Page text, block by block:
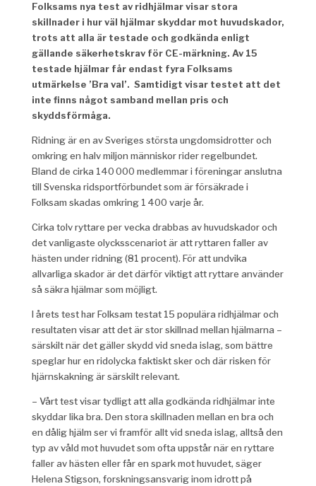
Folksams nya test av ridhjälmar visar stora
skillnader i hur väl hjälmar skyddar mot huvudskador,
trots att alla är testade och godkända enligt
gällande säkerhetskrav för CE-märkning. Av 15
testade hjälmar får endast fyra Folksams
utmärkelse ’Bra val’. Samtidigt visar testet att det
inte finns något samband mellan pris och
skyddsförmåga.
Ridning är en av Sveriges största ungdomsidrotter och
omkring en halv miljon människor rider regelbundet.
Bland de cirka 140 000 medlemmar i föreningar anslutna
till Svenska ridsportförbundet som är försäkrade i
Folksam skadas omkring 1 400 varje år.
Cirka tolv ryttare per vecka drabbas av huvudskador och
det vanligaste olycksscenariot är att ryttaren faller av
hästen under ridning (81 procent). För att undvika
allvarliga skador är det därför viktigt att ryttare använder
så säkra hjälmar som möjligt.
I årets test har Folksam testat 15 populära ridhjälmar och
resultaten visar att det är stor skillnad mellan hjälmarna –
särskilt när det gäller skydd vid sneda islag, som bättre
speglar hur en ridolycka faktiskt sker och där risken för
hjärnskakning är särskilt relevant.
– Vårt test visar tydligt att alla godkända ridhjälmar inte
skyddar lika bra. Den stora skillnaden mellan en bra och
en dålig hjälm ser vi framför allt vid sneda islag, alltså den
typ av våld mot huvudet som ofta uppstår när en ryttare
faller av hästen eller får en spark mot huvudet, säger
Helena Stigson, forskningsansvarig inom idrott på